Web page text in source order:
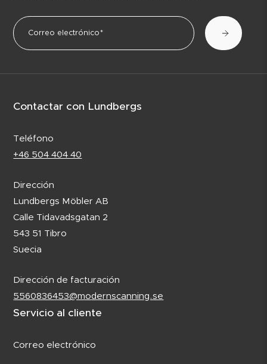
Contactar con Lundbergs
Teléfono
+46 504 404 40
Dirección
Lundbergs Möbler AB
Calle Tidavadsgatan 2
543 51 Tibro
Suecia
Dirección de facturación
5560836453@modernscanning.se
Servicio al cliente
Correo electrónico